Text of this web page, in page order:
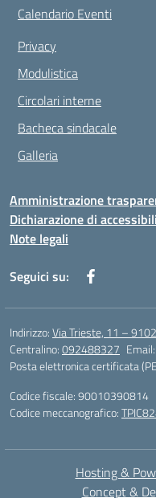
Calendario Eventi
Privacy
Modulistica
Circolari interne
Bacheca sindacale
Galleria
Amministrazione
Dichiarazione di
Note legali
Seguici su:
Indirizzo:Via Trieste, 11 –
Centralino:092488327 Email:
Posta elettronica certificata
Codice fiscale: 90010390814
Codice meccanografico:
Hosting &
Concept &